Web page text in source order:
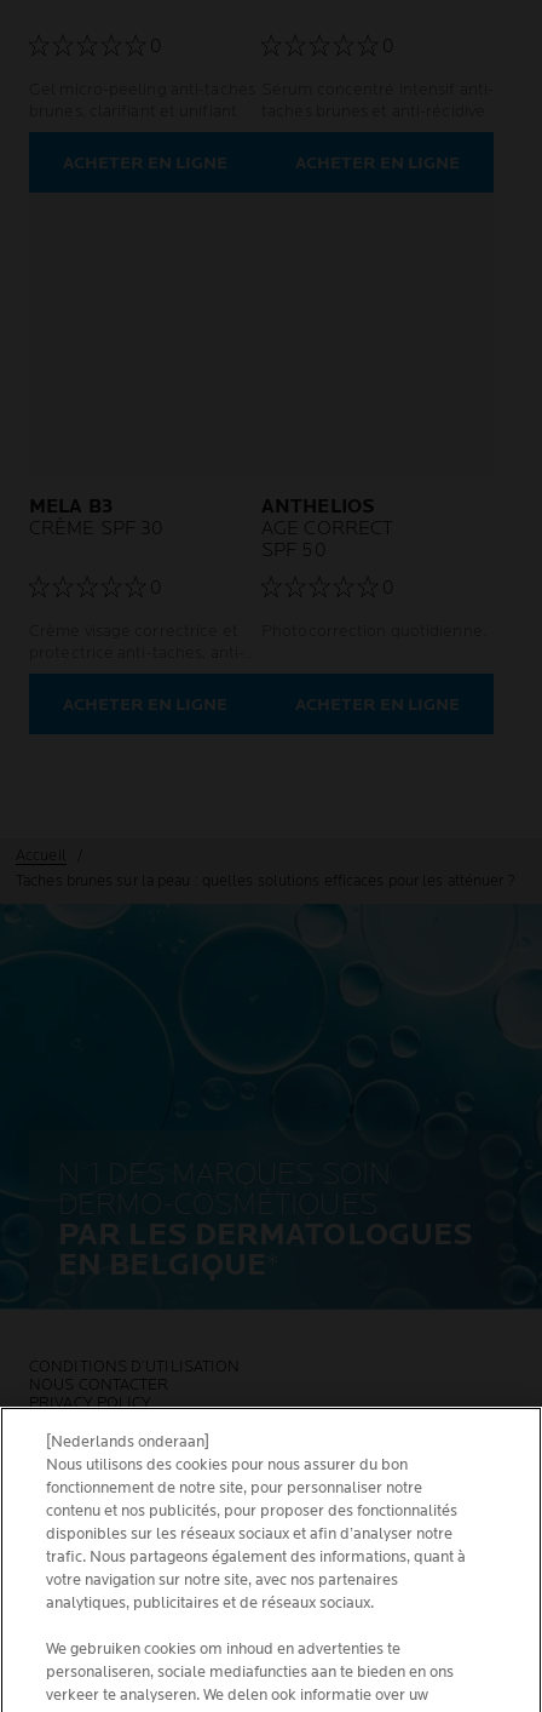
0
ACHETER EN LIGNE
0
ACHETER EN LIGNE
MELA B3
CRÈME SPF 30
0
récidive
ACHETER EN LIGNE
ANTHELIOS
AGE CORRECT
SPF 50
0
ACHETER EN LIGNE
Taches brunes sur la peau : quelles solutions efficaces pour les atténuer ?
N°1 DES MARQUES SOIN
DERMO-COSMÉTIQUES
PAR LES DERMATOLOGUES
EN BELGIQUE
CONDITIONS D’UTILISATION
NOUS CONTACTER
PRIVACY POLICY
COOKIES POLICY
NEWSLETTER
FOUNDATION LA ROCHE-POSAY
CHOISIS TON PAYS
La Roche-Posay Laboratoire Dermatologique CAI
86270 La Roche-Posay France
[email protected]
[Nederlands onderaan]
Nous utilisons des cookies pour nous assurer du bon
fonctionnement de notre site, pour personnaliser notre
contenu et nos publicités, pour proposer des fonctionnalités
disponibles sur les réseaux sociaux et afin d’analyser notre
trafic. Nous partageons également des informations, quant à
votre navigation sur notre site, avec nos partenaires
analytiques, publicitaires et de réseaux sociaux.
We gebruiken cookies om inhoud en advertenties te
personaliseren, sociale mediafuncties aan te bieden en ons
verkeer te analyseren. We delen ook informatie over uw